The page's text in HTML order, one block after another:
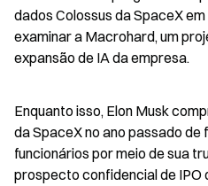
dados Colossus da SpaceX
examinar a Macrohard, um
expansão de IA da empresa.
Enquanto isso, Elon Musk
da SpaceX no ano passado de
funcionários por meio de sua
prospecto confidencial de IPO